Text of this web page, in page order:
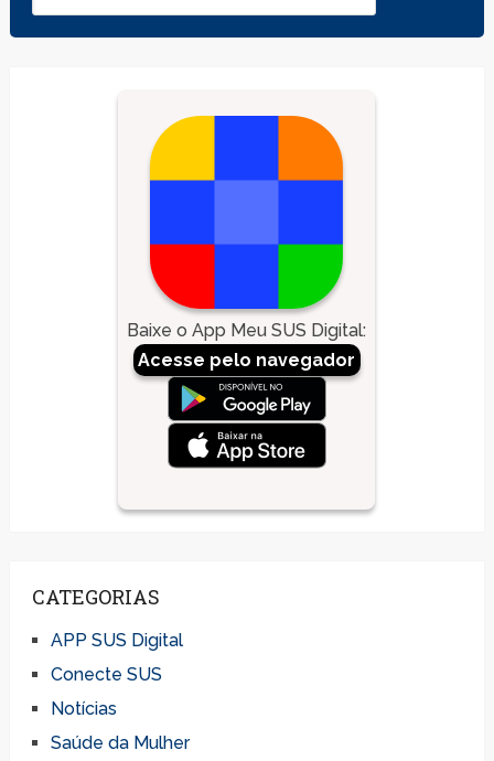
Baixe o App Meu SUS Digital:
Acesse pelo navegador
CATEGORIAS
APP SUS Digital
Conecte SUS
Notícias
Saúde da Mulher